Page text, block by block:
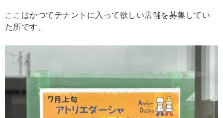
ここはかつてテナントに入って欲しい店舗を募集してい
た所です。